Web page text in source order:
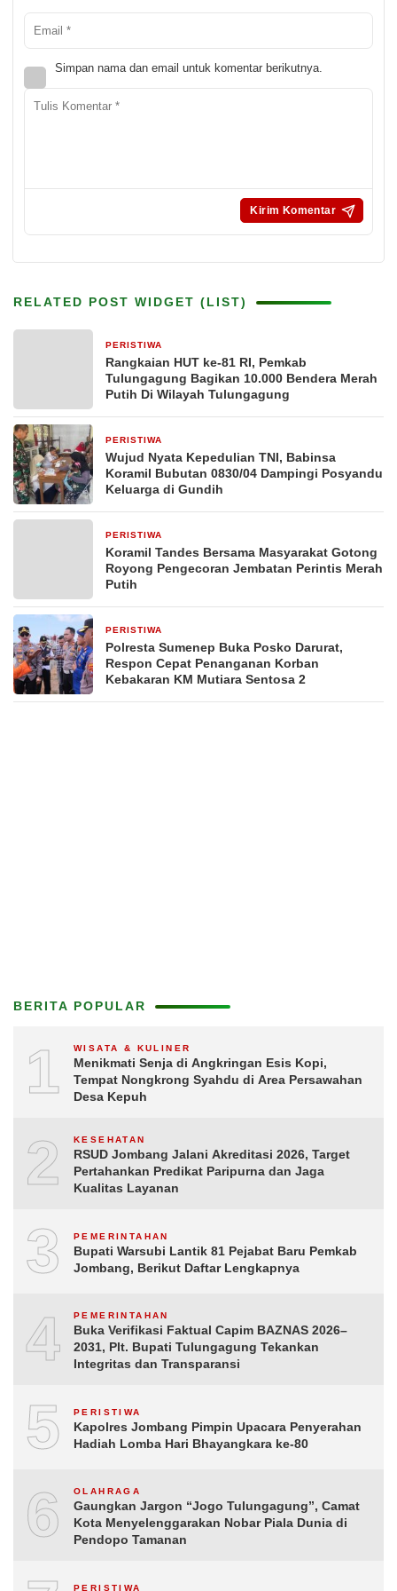
Simpan nama dan email untuk komentar berikutnya.
RELATED POST WIDGET (LIST)
PERISTIWA
Rangkaian HUT ke-81 RI, Pemkab
Tulungagung Bagikan 10.000 Bendera Merah
Putih Di Wilayah Tulungagung
PERISTIWA
Wujud Nyata Kepedulian TNI, Babinsa
Koramil Bubutan 0830/04 Dampingi Posyandu
Keluarga di Gundih
PERISTIWA
Koramil Tandes Bersama Masyarakat Gotong
Royong Pengecoran Jembatan Perintis Merah
Putih
PERISTIWA
Polresta Sumenep Buka Posko Darurat,
Respon Cepat Penanganan Korban
Kebakaran KM Mutiara Sentosa 2
BERITA POPULAR
1 WISATA & KULINER
Menikmati Senja di Angkringan Esis Kopi,
Tempat Nongkrong Syahdu di Area Persawahan
Desa Kepuh
2 KESEHATAN
RSUD Jombang Jalani Akreditasi 2026, Target
Pertahankan Predikat Paripurna dan Jaga
Kualitas Layanan
3 PEMERINTAHAN
Bupati Warsubi Lantik 81 Pejabat Baru Pemkab
Jombang, Berikut Daftar Lengkapnya
4 PEMERINTAHAN
Buka Verifikasi Faktual Capim BAZNAS 2026–
2031, Plt. Bupati Tulungagung Tekankan
Integritas dan Transparansi
5 PERISTIWA
Kapolres Jombang Pimpin Upacara Penyerahan
Hadiah Lomba Hari Bhayangkara ke-80
6 OLAHRAGA
Gaungkan Jargon “Jogo Tulungagung”, Camat
Kota Menyelenggarakan Nobar Piala Dunia di
Pendopo Tamanan
PERISTIWA